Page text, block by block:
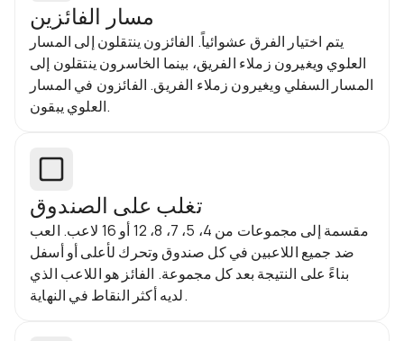
مسار الفائزين
يتم اختيار الفرق عشوائياً. الفائزون ينتقلون إلى المسار
العلوي ويغيرون زملاء الفريق، بينما الخاسرون ينتقلون إلى
المسار السفلي ويغيرون زملاء الفريق. الفائزون في المسار
العلوي يبقون.
تغلب على الصندوق
مقسمة إلى مجموعات من 4، 5، 7، 8، 12 أو 16 لاعب. العب
ضد جميع اللاعبين في كل صندوق وتحرك لأعلى أو أسفل
بناءً على النتيجة بعد كل مجموعة. الفائز هو اللاعب الذي
لديه أكثر النقاط في النهاية.